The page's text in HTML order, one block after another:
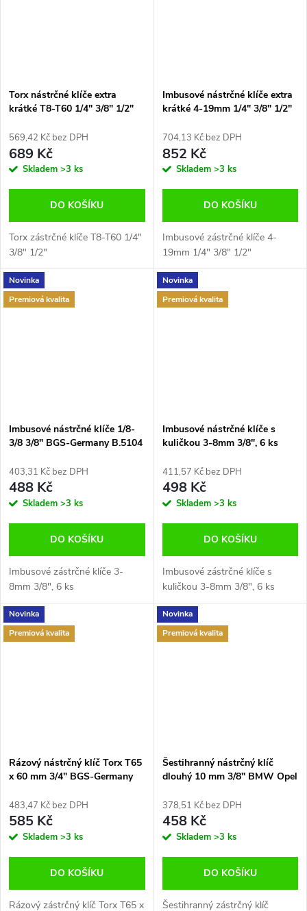
Torx nástrčné klíče extra
krátké T8-T60 1/4" 3/8" 1/2"
569,42 Kč bez DPH
689 Kč
Skladem >3 ks
DO KOŠÍKU
Torx zástrčné klíče T8-T60 1/4"
3/8" 1/2"
Imbusové nástrčné klíče extra
krátké 4-19mm 1/4" 3/8" 1/2"
704,13 Kč bez DPH
852 Kč
Skladem >3 ks
DO KOŠÍKU
Imbusové zástrčné klíče 4-
19mm 1/4" 3/8" 1/2"
Novinka
Premiová kvalita
Imbusové nástrčné klíče 1/8-
3/8 3/8" BGS-Germany B.5104
403,31 Kč bez DPH
488 Kč
Skladem >3 ks
DO KOŠÍKU
Imbusové zástrčné klíče 3-
8mm 3/8", 6 ks
Novinka
Premiová kvalita
Imbusové nástrčné klíče s
kuličkou 3-8mm 3/8", 6 ks
411,57 Kč bez DPH
498 Kč
Skladem >3 ks
DO KOŠÍKU
Imbusové zástrčné klíče s
kuličkou 3-8mm 3/8", 6 ks
Novinka
Premiová kvalita
Rázový nástrčný klíč Torx T65
x 60 mm 3/4" BGS-Germany
483,47 Kč bez DPH
585 Kč
Skladem >3 ks
DO KOŠÍKU
Rázový zástrčný klíč Torx T65 x
Novinka
Premiová kvalita
Šestihranný nástrčný klíč
dlouhý 10 mm 3/8" BMW Opel
378,51 Kč bez DPH
458 Kč
Skladem >3 ks
DO KOŠÍKU
Šestihranný zástrčný klíč